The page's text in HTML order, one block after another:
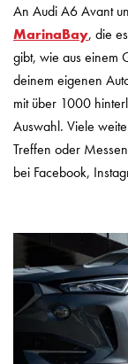
An Audi A6 Avant
MarinaBay, die
gibt, wie aus einem
deinem eigenen
mit über 1000
Auswahl. Viele
Treffen oder
bei Facebook,